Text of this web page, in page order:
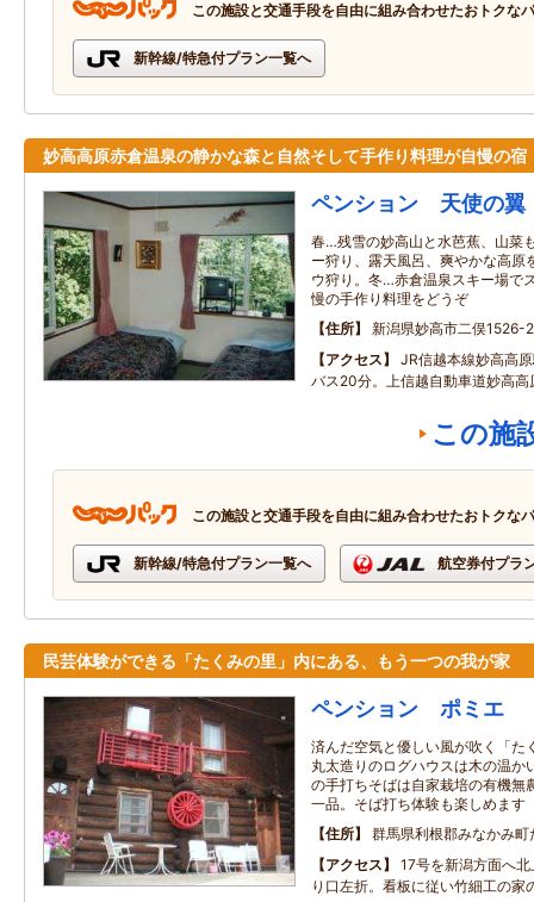
この施設と交通手段を自由に組み合わせたおトクな
新幹線/特急付プラン一覧へ
妙高高原赤倉温泉の静かな森と自然そして手作り料理が自慢の宿
ペンション 天使の翼
春…残雪の妙高山と水芭蕉、山菜
ー狩り、露天風呂、爽やかな高
ウ狩り。冬…赤倉温泉スキー場で
慢の手作り料理をどうぞ
住所
新潟県妙高市二俣1526-
アクセス
JR信越本線妙高高
バス20分。上信越自動車道妙高高
この施
この施設と交通手段を自由に組み合わせたおトクな
新幹線/特急付プラン一覧へ 航空券付プラ
民芸体験ができる「たくみの里」内にある、もう一つの我が家
ペンション ポミエ
済んだ空気と優しい風が吹く「た
丸太造りのログハウスは木の温か
の手打ちそばは自家栽培の有機無
一品。そば打ち体験も楽しめます
住所
群馬県利根郡みなかみ
アクセス
17号を新潟方面へ
り口左折。看板に従い竹細工の家